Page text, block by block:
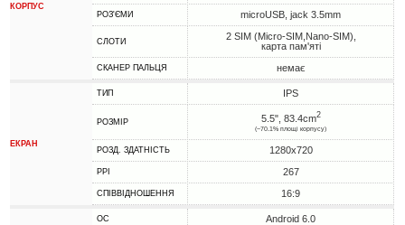
КОРПУС
РОЗ'ЄМИ microUSB, jack 3.5mm
СЛОТИ
2 SIM (Micro-SIM,Nano-SIM),
карта пам'яті
СКАНЕР ПАЛЬЦЯ немає
ЕКРАН
ТИП IPS
РОЗМІР 5.5", 83.4cm2
(~70.1% площі корпусу)
РОЗД. ЗДАТНІСТЬ 1280x720
PPI 267
СПІВВІДНОШЕННЯ 16:9
ОС Android 6.0